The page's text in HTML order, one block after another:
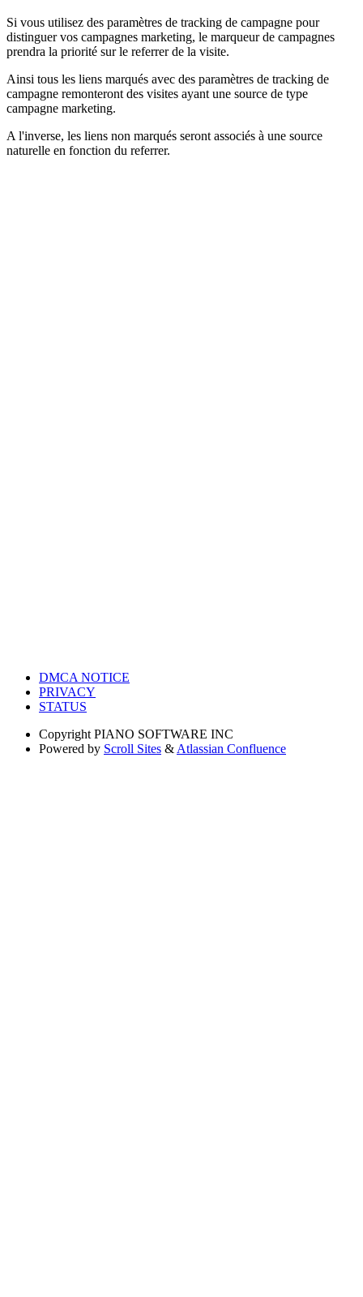
Si vous utilisez des paramètres de tracking de campagne pour
distinguer vos campagnes marketing, le marqueur de campagnes
prendra la priorité sur le referrer de la visite.
Ainsi tous les liens marqués avec des paramètres de tracking de
campagne remonteront des visites ayant une source de type
campagne marketing.
A l'inverse, les liens non marqués seront associés à une source
naturelle en fonction du referrer.
DMCA NOTICE
PRIVACY
STATUS
Copyright PIANO SOFTWARE INC
Powered by Scroll Sites & Atlassian Confluence